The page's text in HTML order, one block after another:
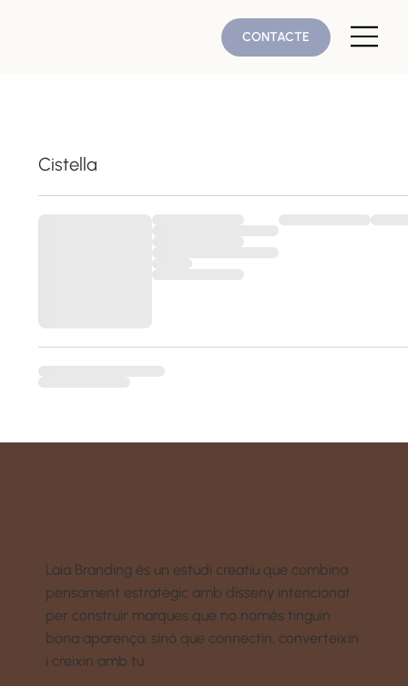
CONTACTE
Cistella
Laia Branding és un estudi creatiu que combina
pensament estratègic amb disseny intencionat
per construir marques que no només tinguin
bona aparença, sinó que connectin, converteixin
i creixin amb tu.